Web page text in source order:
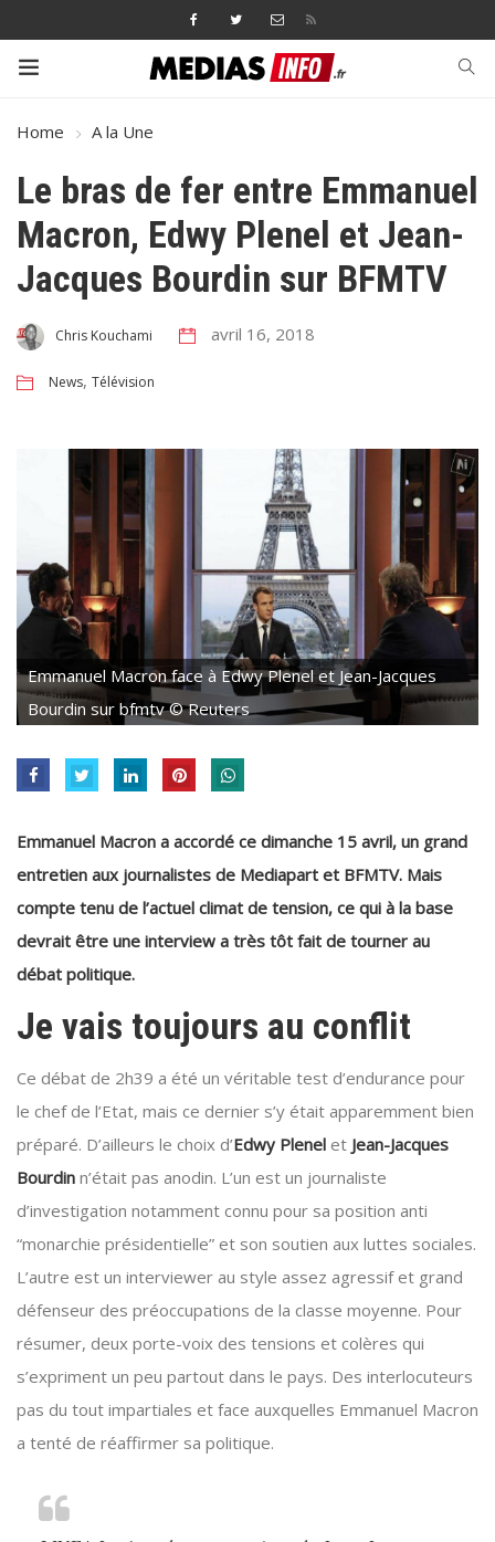
Home A la Une
Le bras de fer entre Emmanuel
Macron, Edwy Plenel et Jean-
Jacques Bourdin sur BFMTV
Chris Kouchami avril 16, 2018
News, Télévision
Emmanuel Macron face à Edwy Plenel et Jean-Jacques
Bourdin sur bfmtv © Reuters
Emmanuel Macron a accordé ce dimanche 15 avril, un grand
entretien aux journalistes de Mediapart et BFMTV. Mais
compte tenu de l’actuel climat de tension, ce qui à la base
devrait être une interview a très tôt fait de tourner au
débat politique.
Je vais toujours au conflit
Ce débat de 2h39 a été un véritable test d’endurance pour
le chef de l’Etat, mais ce dernier s’y était apparemment bien
préparé. D’ailleurs le choix d’Edwy Plenel et Jean-Jacques
Bourdin n’était pas anodin. L’un est un journaliste
d’investigation notamment connu pour sa position anti
“monarchie présidentielle” et son soutien aux luttes sociales.
L’autre est un interviewer au style assez agressif et grand
défenseur des préoccupations de la classe moyenne. Pour
résumer, deux porte-voix des tensions et colères qui
s’expriment un peu partout dans le pays. Des interlocuteurs
pas du tout impartiales et face auxquelles Emmanuel Macron
a tenté de réaffirmer sa politique.